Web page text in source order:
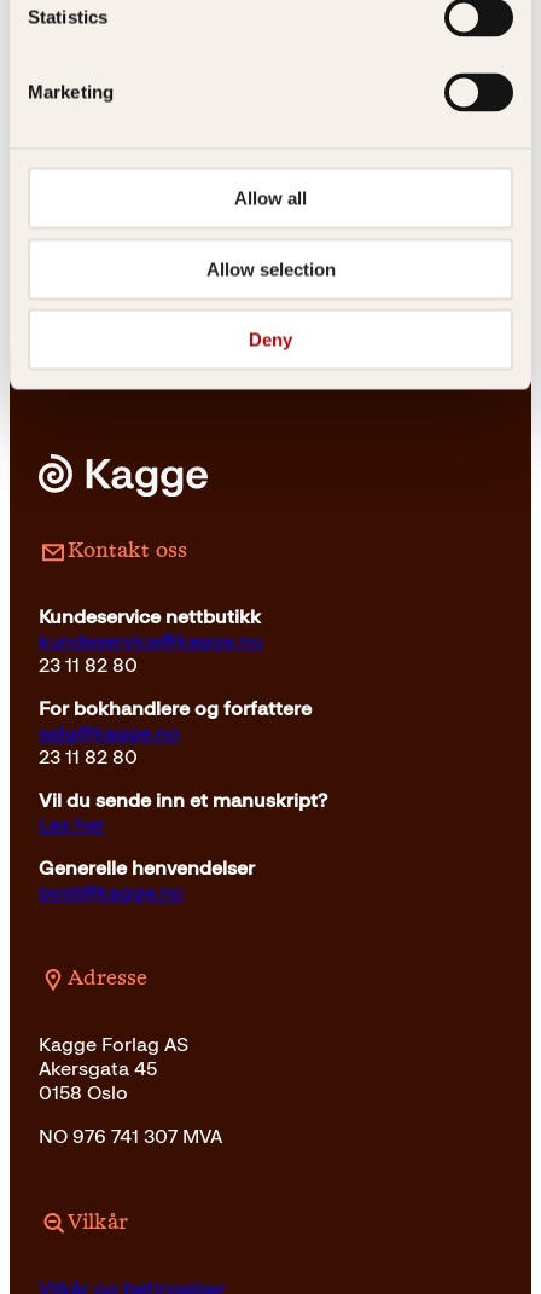
Statistics
Marketing
Allow all
Allow selection
Deny
Veien til
Innbundet
Hvor var du da
Oddvar Brå fikk
sitt første kyss?
Innbundet
Kontakt oss
Kundeservice nettbutikk
kundeservice@kagge.no
23 11 82 80
For bokhandlere og forfattere
salg@kagge.no
23 11 82 80
Vil du sende inn et manuskript?
Les her
Generelle henvendelser
post@kagge.no
Adresse
Kagge Forlag AS
Akersgata 45
0158 Oslo
NO 976 741 307 MVA
Vilkår
Vilkår og betingelser